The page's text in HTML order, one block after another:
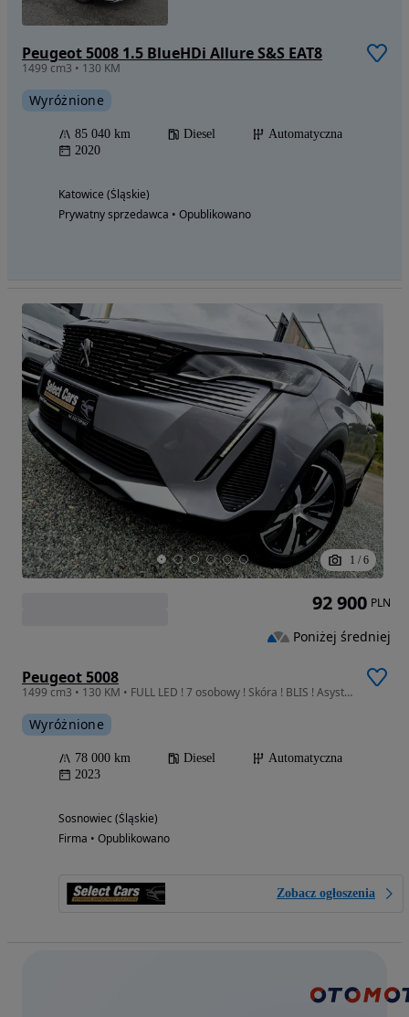
Peugeot 5008 1.5 BlueHDi Allure S&S EAT8
1499 cm3 • 130 KM
Wyróżnione
85 040 km Diesel
Automatyczna
2020
Katowice (Śląskie)
Prywatny sprzedawca • Opublikowano
1 / 6
Peugeot 5008
1499 cm3 • 130 KM • FULL LED ! 7 osobowy ! Skóra ! BLIS ! Asystenci ! Ambiente ! LIFT 2024
Wyróżnione
78 000 km Diesel
Automatyczna
2023
Sosnowiec (Śląskie)
Firma • Opublikowano
Zobacz ogłoszenia
92 900 PLN
Poniżej średniej